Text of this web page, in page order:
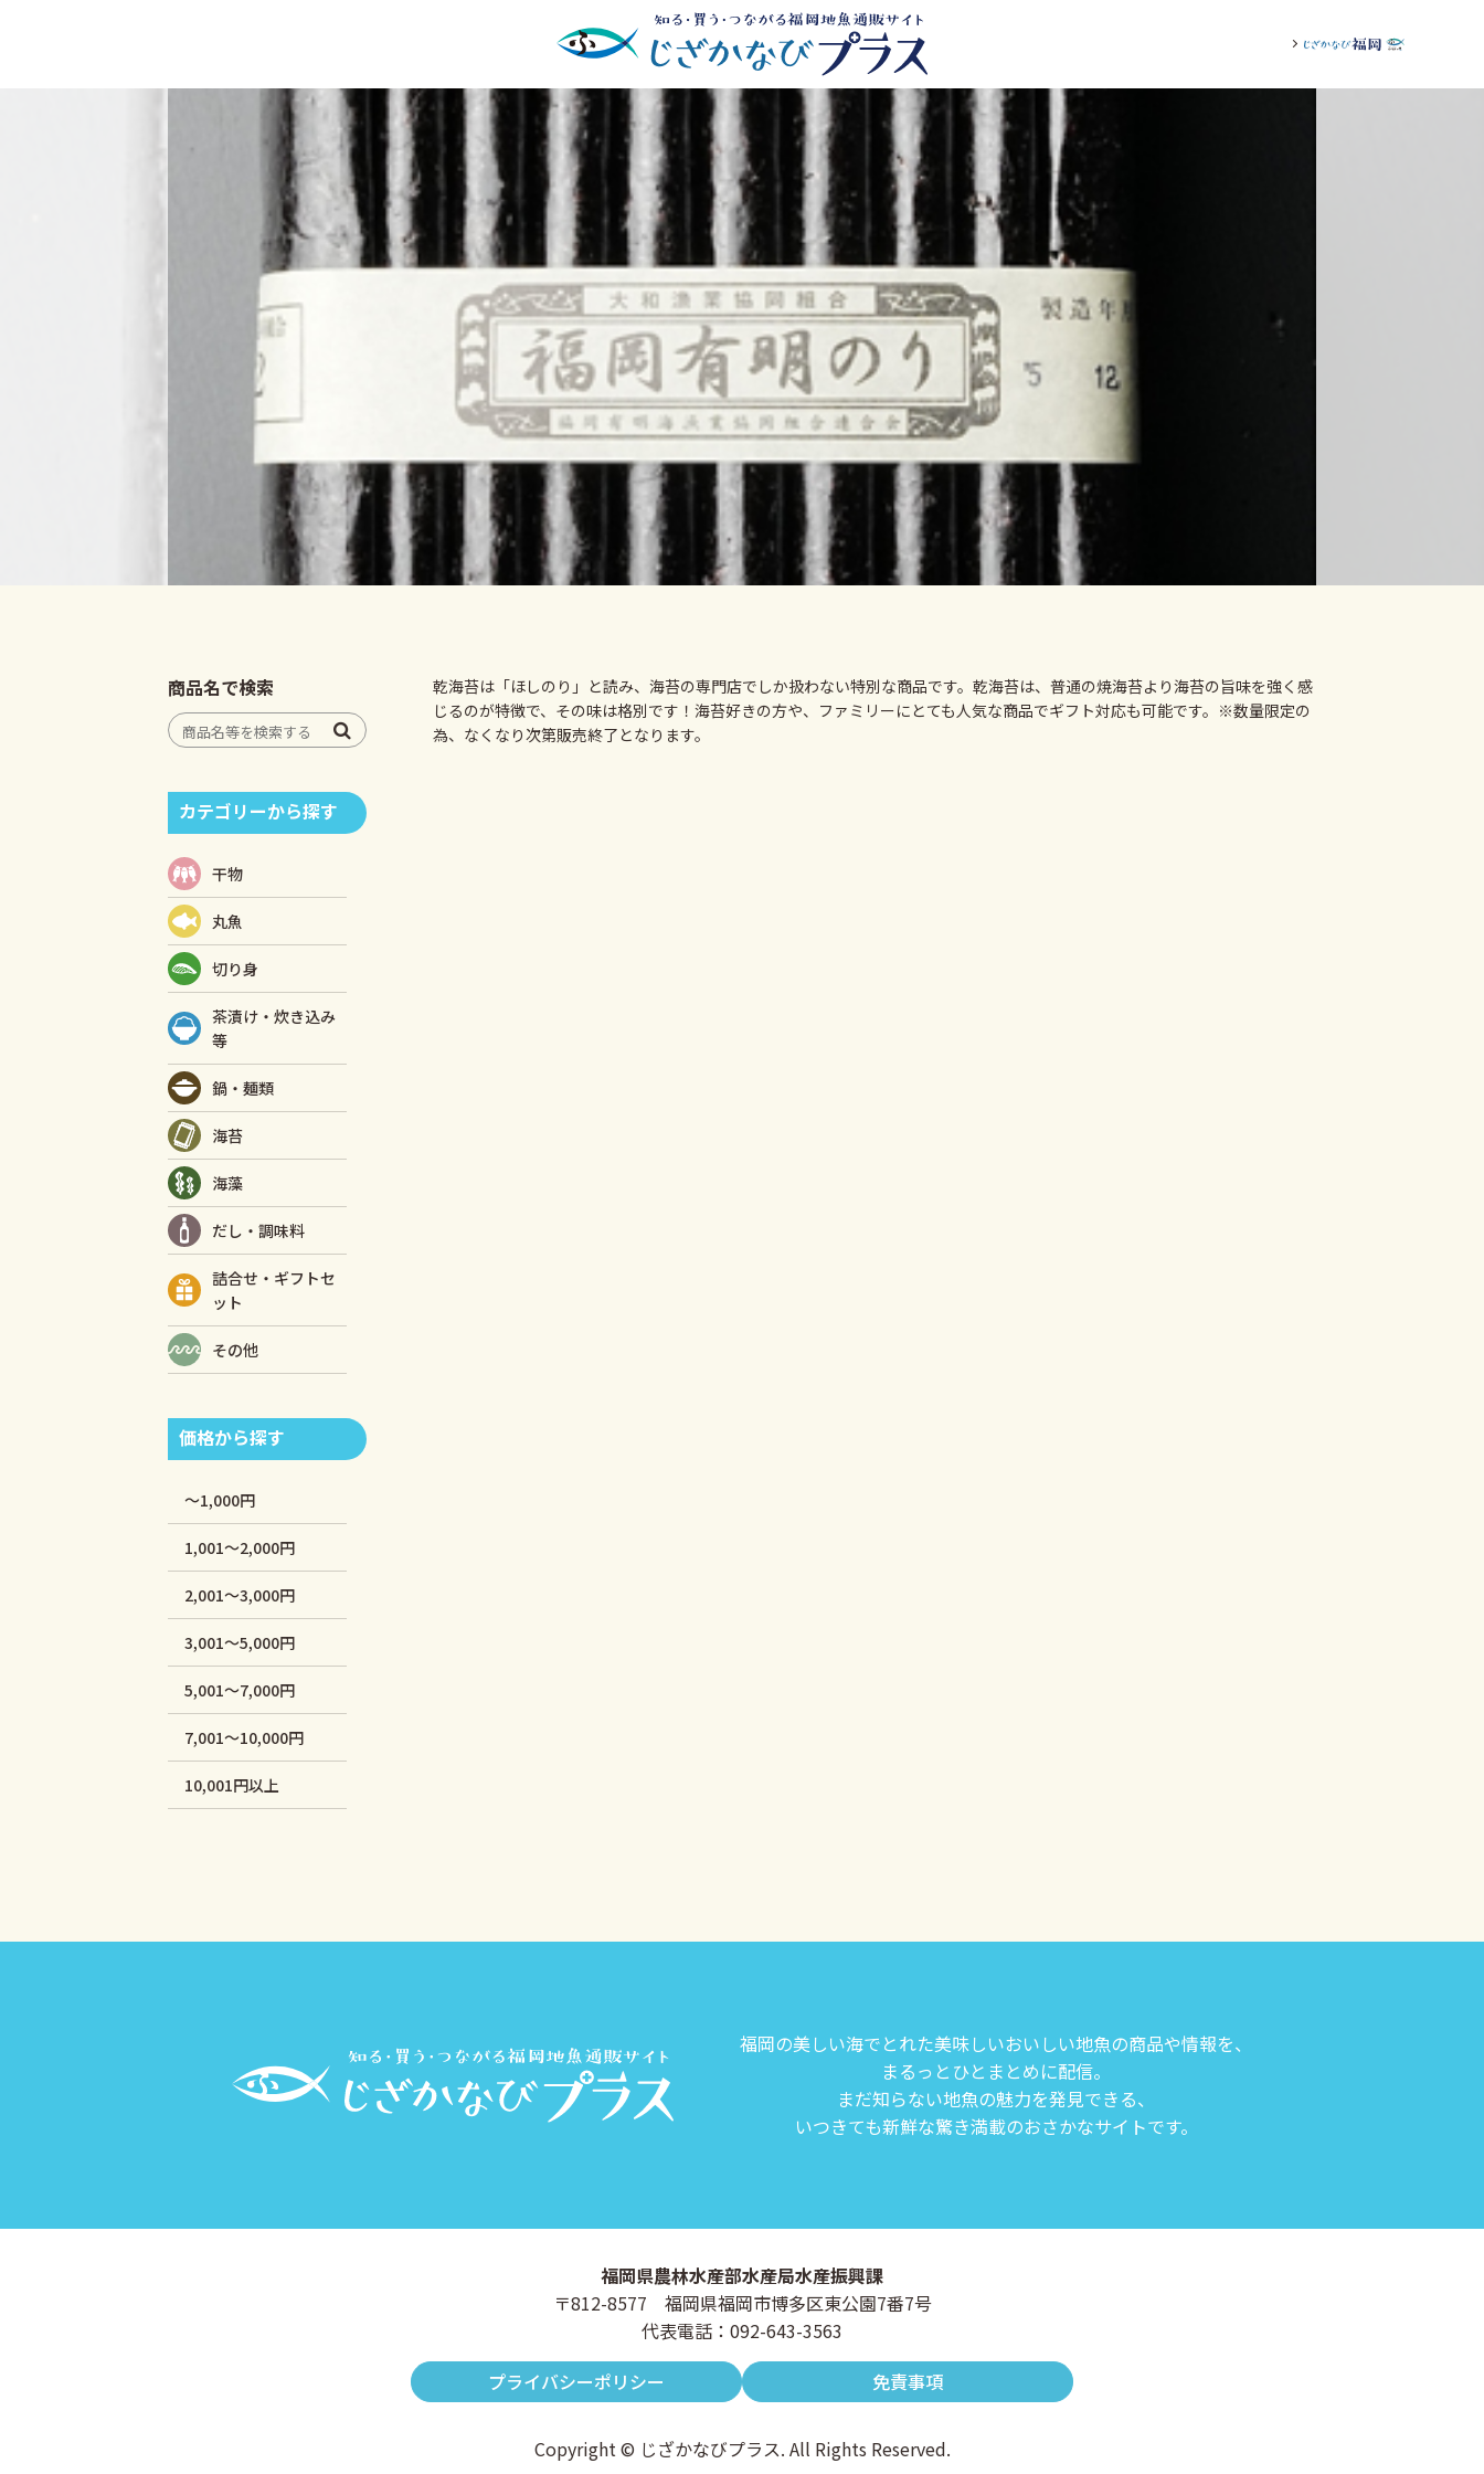
乾海苔は「ほしのり」と読み、海苔の専門店でしか扱わない特別な商品です。乾海苔は、普通の焼海苔より海苔の旨味を強く感
じるのが特徴で、その味は格別です！海苔好きの方や、ファミリーにとても人気な商品でギフト対応も可能です。※数量限定の
為、なくなり次第販売終了となります。
商品名で検索
カテゴリーから探す
干物
丸魚
切り身
茶漬け・炊き込み
等
鍋・麺類
海苔
海藻
だし・調味料
詰合せ・ギフトセ
ット
その他
価格から探す
～1,000円
1,001～2,000円
2,001～3,000円
3,001～5,000円
5,001～7,000円
7,001～10,000円
10,001円以上
福岡の美しい海でとれた美味しいおいしい地魚の商品や情報を、
まるっとひとまとめに配信。
まだ知らない地魚の魅力を発見できる、
いつきても新鮮な驚き満載のおさかなサイトです。
福岡県農林水産部水産局水産振興課
〒812-8577 福岡県福岡市博多区東公園7番7号
代表電話：092-643-3563
プライバシーポリシー
免責事項
Copyright © じざかなびプラス. All Rights Reserved.